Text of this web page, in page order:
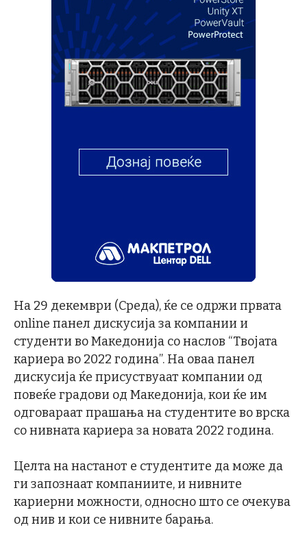
На 29 декември (Среда), ќе се одржи првата
online панел дискусија за компании и
студенти во Македонија со наслов “Tвојата
кариера во 2022 година”. На оваа панел
дискусија ќе присуствуаат компании од
повеќе градови од Македонија, кои ќе им
одговараат прашања на студентите во врска
со нивната кариера за новата 2022 година.
Целта на настанот е студентите да може да
ги запознаат компаниите, и нивните
кариерни можности, односно што се очекува
од нив и кои се нивните барања.